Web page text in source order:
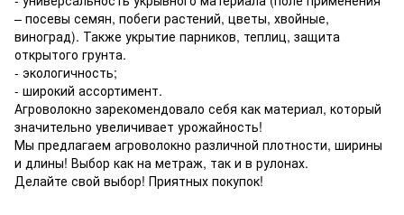
– посевы семян, побеги растений, цветы, хвойные,
виноград). Также укрытие парников, теплиц, защита
открытого грунта.
- экологичность;
- широкий ассортимент.
Агроволокно зарекомендовало себя как материал, который
значительно увеличивает урожайность!
Мы предлагаем агроволокно различной плотности, ширины
и длины! Выбор как на метраж, так и в рулонах.
Делайте свой выбор! Приятных покупок!